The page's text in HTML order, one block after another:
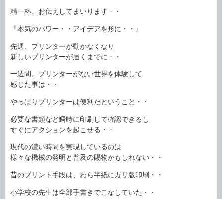
精一杯、お伝えしてまいります・・
『本気のパワー・・アイデアを形に・・』
先週、プリンターが動かなくなり
新しいプリンターが届くまでに・・
一週間、プリンターがない世界を体験して
感じた事は・・
やっぱりプリンターは便利だということ・・
必要な書類など瞬時に印刷して確認できるし
すぐにアクションを起こせる・・
現代の濃い時間を実現しているのは
様々な機械の発明と普及の賜物かもしれない・・
昔のプリント手段は、わら半紙にガリ版印刷・・
小学校の先生は全部手書きでこなしていた・・